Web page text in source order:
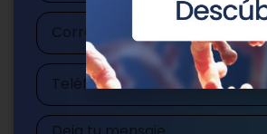
Correo
electrónico
Teléfono
Mensaje